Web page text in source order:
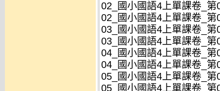
02_國小國語4上單課卷_
02_國小國語4上單課卷_
03_國小國語4上單課卷_
03_國小國語4上單課卷_
04_國小國語4上單課卷_
04_國小國語4上單課卷_
05_國小國語4上單課卷_
05_國小國語4上單課卷_